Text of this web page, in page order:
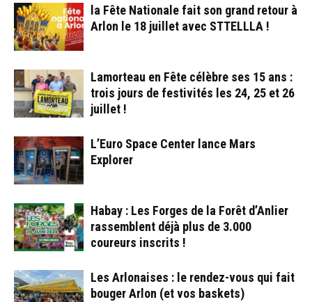
la Fête Nationale fait son grand retour à
Arlon le 18 juillet avec STTELLLA !
Lamorteau en Fête célèbre ses 15 ans :
trois jours de festivités les 24, 25 et 26
juillet !
L’Euro Space Center lance Mars
Explorer
Habay : Les Forges de la Forêt d’Anlier
rassemblent déjà plus de 3.000
coureurs inscrits !
Les Arlonaises : le rendez-vous qui fait
bouger Arlon (et vos baskets)